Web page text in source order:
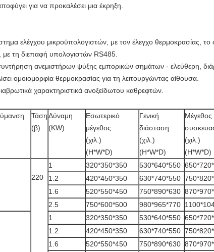
για να προκαλέσει μια έκρηξη.
ελέγχου μικροϋπολογιστών, με τον έλεγχο θερμοκρασίας, το
τη διεπαφή υπολογιστών RS485.
ανεμιστήρων ψύξης εμπορικών σημάτων - ελεύθερη,
ομοιομορφία θερμοκρασίας για τη λειτουργώντας αίθουσα.
χαρακτηριστικά ανοξείδωτου καθρεφτών.
Τάση
(β)
Δύναμη
(KW)
Εσωτερικό
μέγεθος
(χιλ.)
(H*W*D)
Γενική
διάσταση
(χιλ.)
(H*W*D)
Μέγεθος
(χιλ.)
(H*W*D)
220
1 320*350*350 530*640*550
1.2 420*450*350 630*740*550
1.6 520*550*450 750*890*630
2.5 750*600*500 980*965*770
1 320*350*350 530*640*550
1.2 420*450*350 630*740*550
1.6 520*550*450 750*890*630